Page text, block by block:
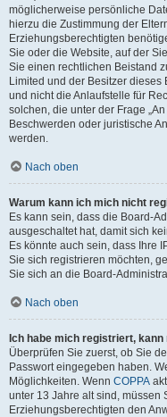
möglicherweise persönliche
hierzu die Zustimmung der
Erziehungsberechtigten
Sie oder die Website, auf der
Sie einen rechtlichen Beistand
Limited und der Besitzer
und nicht die Anlaufstelle für
solchen, die unter der Frage
Beschwerden oder juristische
werden.
Nach oben
Warum kann ich mich nicht
Es kann sein, dass die Board-
ausgeschaltet hat, damit sich
Es könnte auch sein, dass Ihre
Sie sich registrieren möchten,
Sie sich an die Board-
Nach oben
Ich habe mich registriert,
Überprüfen Sie zuerst, ob Sie
Passwort eingegeben haben.
Möglichkeiten. Wenn COPPA
unter 13 Jahre alt sind, müssen
Erziehungsberechtigten den